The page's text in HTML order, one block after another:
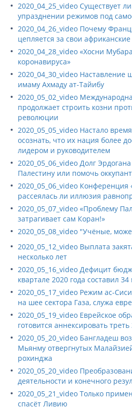
2020_04_25_video Существует
упразднении режимов под
2020_04_26_video Почему
цепляется за свои
2020_04_28_video «Хосни
коронавируса»
2020_04_30_video Наставление
имаму Ахмаду ат-Тайибу
2020_05_02_video
продолжает строить козни
революции
2020_05_05_video Настало
осознать, что их нация более
лидером и руководителем
2020_05_06_video Долг
Палестину или помочь
2020_05_06_video Конференция
рассеялась ли иллюзия
2020_05_07_video «Проблему
затрагивает сам Коран!»
2020_05_08_video "Учёные,
2020_05_12_video Выплата
несколько лет
2020_05_16_video Дефицит
квартале 2020 года составил
2020_05_17_video Режим ас-
на шее сектора Газа, служа
2020_05_19_video Еврейское
готовится аннексировать
2020_05_20_video Бангладеш
Мьянму отвергнутых
рохинджа
2020_05_20_video
деятельности и конечного
2020_05_21_video Только
спасёт Ливию